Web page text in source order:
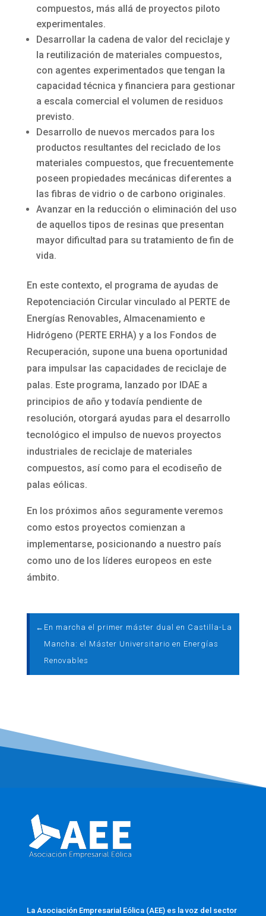
compuestos, más allá de proyectos piloto
experimentales.
Desarrollar la cadena de valor del reciclaje y
la reutilización de materiales compuestos,
con agentes experimentados que tengan la
capacidad técnica y financiera para gestionar
a escala comercial el volumen de residuos
previsto.
Desarrollo de nuevos mercados para los
productos resultantes del reciclado de los
materiales compuestos, que frecuentemente
poseen propiedades mecánicas diferentes a
las fibras de vidrio o de carbono originales.
Avanzar en la reducción o eliminación del uso
de aquellos tipos de resinas que presentan
mayor dificultad para su tratamiento de fin de
vida.
En este contexto, el programa de ayudas de
Repotenciación Circular vinculado al PERTE de
Energías Renovables, Almacenamiento e
Hidrógeno (PERTE ERHA) y a los Fondos de
Recuperación, supone una buena oportunidad
para impulsar las capacidades de reciclaje de
palas. Este programa, lanzado por IDAE a
principios de año y todavía pendiente de
resolución, otorgará ayudas para el desarrollo
tecnológico el impulso de nuevos proyectos
industriales de reciclaje de materiales
compuestos, así como para el ecodiseño de
palas eólicas.
En los próximos años seguramente veremos
como estos proyectos comienzan a
implementarse, posicionando a nuestro país
como uno de los líderes europeos en este
ámbito.
← En marcha el primer máster dual en Castilla-La
Mancha: el Máster Universitario en Energías
Renovables
La Asociación Empresarial Eólica (AEE) es la voz del sector